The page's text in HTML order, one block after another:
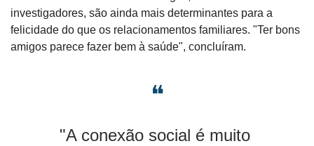
investigadores, são ainda mais determinantes para a
felicidade do que os relacionamentos familiares. "Ter bons
amigos parece fazer bem à saúde", concluíram.
❝
"A conexão social é muito